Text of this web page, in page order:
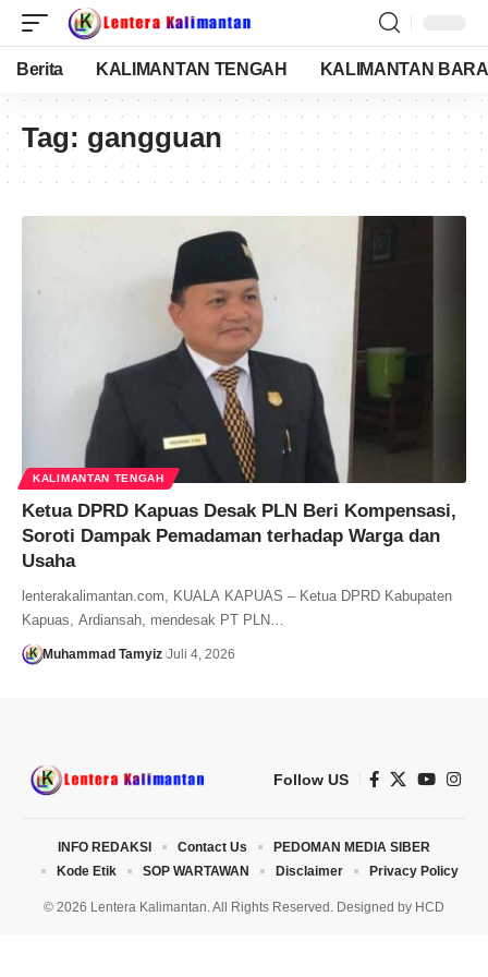
Berita KALIMANTAN TENGAH KALIMANTAN
Tag: gangguan
KALIMANTAN TENGAH
Ketua DPRD Kapuas Desak PLN Beri Kompensasi,
Soroti Dampak Pemadaman terhadap Warga dan
Usaha
lenterakalimantan.com, KUALA KAPUAS – Ketua DPRD Kabupaten
Kapuas, Ardiansah, mendesak PT PLN…
Muhammad Tamyiz Juli 4, 2026
Follow US
© 2026 Lentera Kalimantan. All Rights Reserved. Designed by HCD
INFO REDAKSI Contact Us
PEDOMAN MEDIA SIBER
Kode Etik
SOP WARTAWAN Disclaimer Privacy Policy